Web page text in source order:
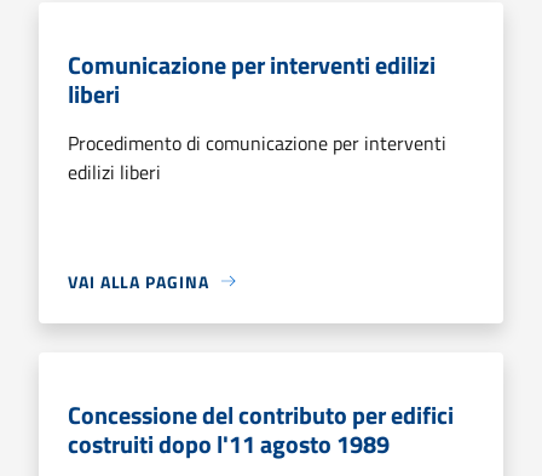
Comunicazione per interventi edilizi
liberi
Procedimento di comunicazione per interventi
edilizi liberi
VAI ALLA PAGINA
Concessione del contributo per edifici
costruiti dopo l'11 agosto 1989